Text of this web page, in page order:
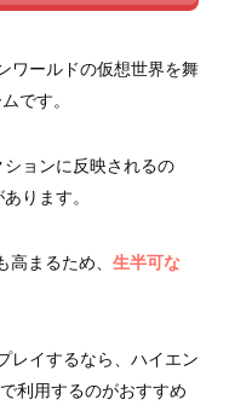
ワールドの仮想世界を舞
です。
ョンに反映されるの
ります。
まるため、 生半可な
レイするなら、ハイエン
利用するのがおすすめ